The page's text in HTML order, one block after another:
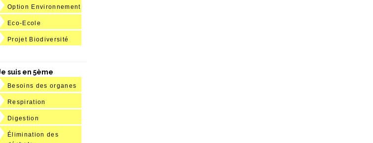
Option Environnement
Eco-Ecole
Projet Biodiversité
suis en 5ème
Besoins des organes
Respiration
Digestion
Élimination des